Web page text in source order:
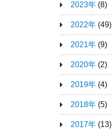
2023年 (8)
2022年 (49)
2021年 (9)
2020年 (2)
2019年 (4)
2018年 (5)
2017年 (13)